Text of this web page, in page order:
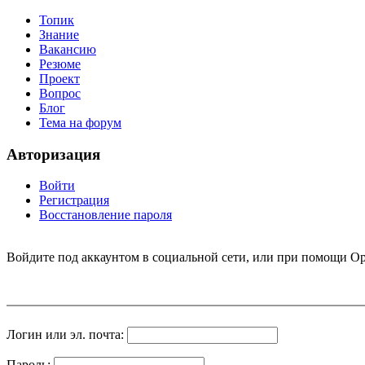
Топик
Знание
Вакансию
Резюме
Проект
Вопрос
Блог
Тема на форум
Авторизация
Войти
Регистрация
Восстановление пароля
Войдите под аккаунтом в социальной сети, или при помощи
Логин или эл. почта: